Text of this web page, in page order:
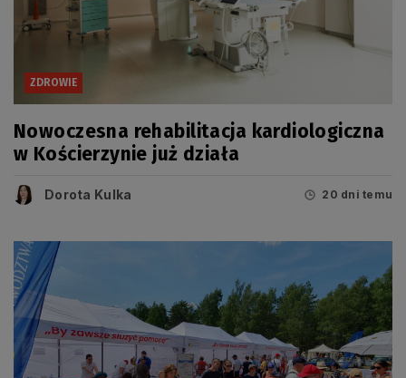
ZDROWIE
Nowoczesna rehabilitacja kardiologiczna
w Kościerzynie już działa
Dorota Kulka 20 dni temu